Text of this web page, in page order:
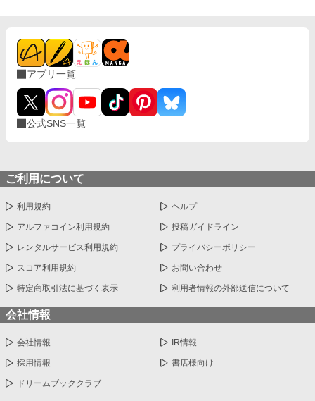
アプリ一覧
公式SNS一覧
ご利用について
利用規約 ヘルプ
アルファコイン利用規約 投稿ガイドライン
レンタルサービス利用規約 プライバシーポリシー
スコア利用規約 お問い合わせ
特定商取引法に基づく表示 利用者情報の外部送信について
会社情報
会社情報 IR情報
採用情報 書店様向け
ドリームブッククラブ